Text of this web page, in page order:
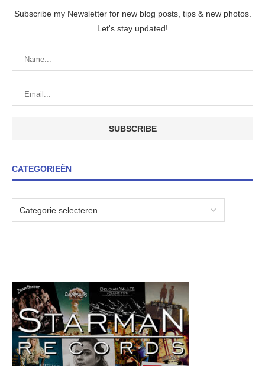
Subscribe my Newsletter for new blog posts, tips & new photos.
Let's stay updated!
CATEGORIEËN